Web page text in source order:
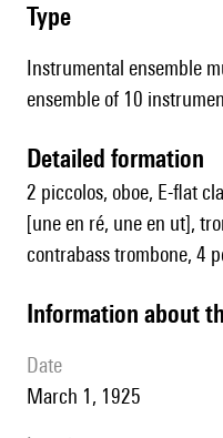
type
Instrumental ensemble
ensemble of 10
detailed formation
2 piccolos, oboe, E-flat
[une en ré, une en ut],
contrabass trombone, 4
information about
date
March 1, 1925